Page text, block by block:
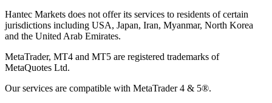
Hantec Markets does not offer its services to residents of certain
jurisdictions including USA, Japan, Iran, Myanmar, North Korea
and the United Arab Emirates.
MetaTrader, MT4 and MT5 are registered trademarks of
MetaQuotes Ltd.
Our services are compatible with MetaTrader 4 & 5®.